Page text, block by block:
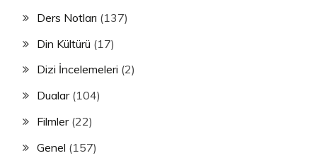
Ders Notları (137)
Din Kültürü (17)
Dizi İncelemeleri (2)
Dualar(104)
Filmler(22)
Genel (157)